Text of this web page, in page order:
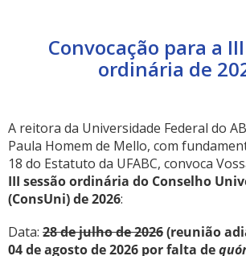
Convocação para a
ordinária de
A reitora da Universidade Federal do
Paula Homem de Mello, com
18 do Estatuto da UFABC, convoca
III sessão ordinária do Conselho
(ConsUni) de 2026:
Data: 28 de julho de 2026(reunião
04 de agosto de 2026 por falta de